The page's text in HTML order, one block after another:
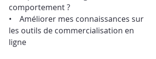
comportement ?
•    Améliorer mes connaissances sur
les outils de commercialisation en
ligne